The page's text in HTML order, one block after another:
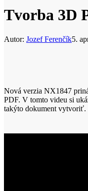
Tvorba 3D
Autor: Jozef Ferenčík5.
Nová verzia NX1847
PDF. V tomto videu si
takýto dokument vytvoriť.